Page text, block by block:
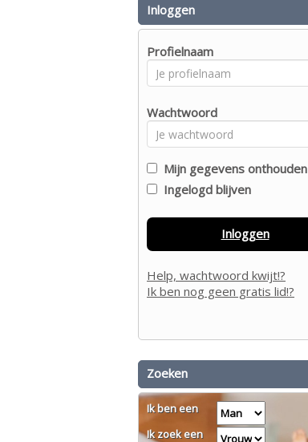
Inloggen
Profielnaam
Wachtwoord
Mijn gegevens onthouden
Ingelogd blijven
Inloggen
Help, wachtwoord kwijt!?
Ik ben nog geen gratis lid!?
Zoeken
Ik ben een
Ik zoek een